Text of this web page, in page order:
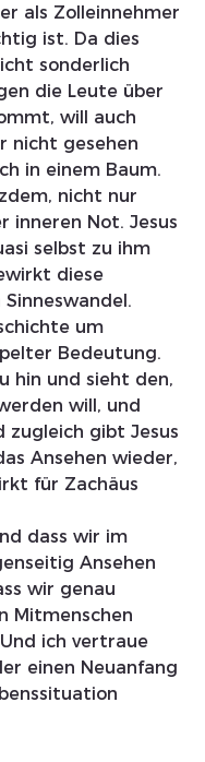
als Zolleinnehmer
ist. Da dies
sonderlich
die Leute über
will auch
nicht gesehen
in einem Baum.
nicht nur
inneren Not. Jesus
selbst zu ihm
diese
um
Bedeutung.
hin und sieht den,
will, und
zugleich gibt Jesus
Ansehen wieder,
für Zachäus
dass wir im
Ansehen
wir genau
Mitmenschen
ich vertraue
einen Neuanfang